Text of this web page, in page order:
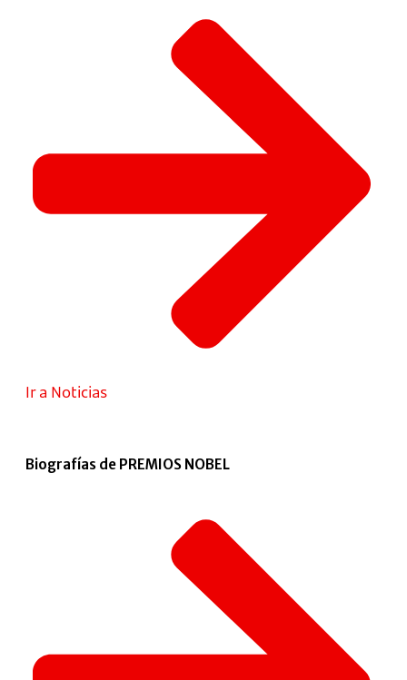
Ir a Noticias
Biografías de PREMIOS NOBEL